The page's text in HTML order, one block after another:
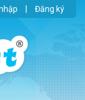
Đăng ký